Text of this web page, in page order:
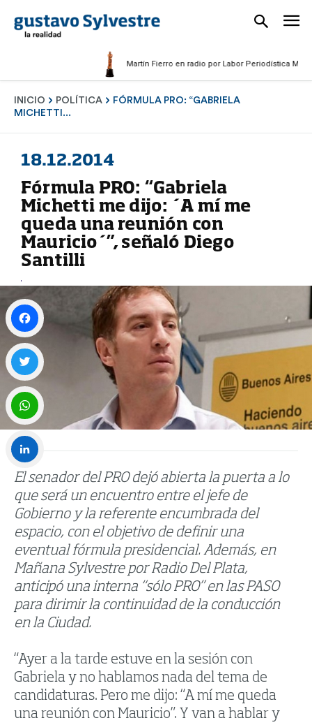
Martín Fierro en radio por Labor Periodística Masculina
INICIO POLÍTICA
FÓRMULA PRO: “GABRIELA
MICHETTI...
18.12.2014
Fórmula PRO: “Gabriela
Michetti me dijo: ´A mí me
queda una reunión con
Mauricio´”, señaló Diego
Santilli
El senador del PRO dejó abierta la puerta a lo
que será un encuentro entre el jefe de
Gobierno y la referente encumbrada del
espacio, con el objetivo de definir una
eventual fórmula presidencial. Además, en
Mañana Sylvestre por Radio Del Plata,
anticipó una interna “sólo PRO” en las PASO
para dirimir la continuidad de la conducción
en la Ciudad.
“Ayer a la tarde estuve en la sesión con
Gabriela y no hablamos nada del tema de
candidaturas. Pero me dijo: “A mí me queda
una reunión con Mauricio”. Y van a hablar y
Facebook
Twitter
WhatsApp
LinkedIn